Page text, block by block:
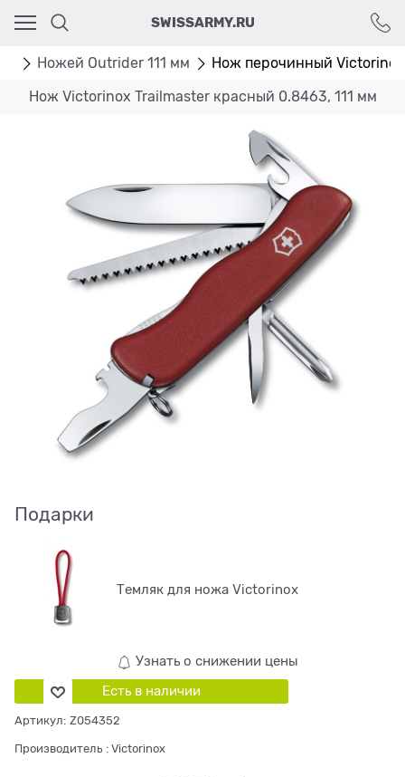
SWISSARMY.RU
Ножей Outrider 111 мм Нож перочинный
Нож Victorinox Trailmaster красный 0.8463, 111 мм
Подарки
Темляк для ножа Victorinox
Узнать о снижении цены
Есть в наличии
Артикул: Z054352
Производитель : Victorinox
Ваш город - Москва,
угадали?
ДА НЕТ